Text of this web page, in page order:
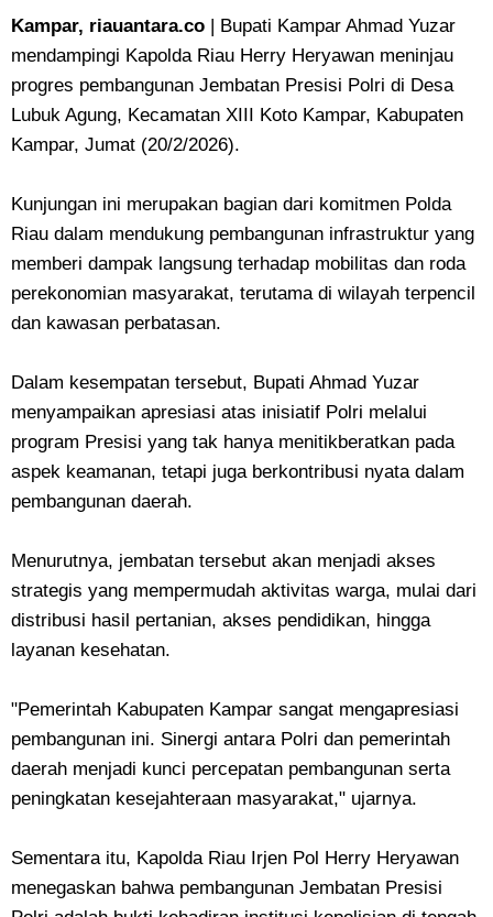
Kampar, riauantara.co | Bupati Kampar Ahmad Yuzar
mendampingi Kapolda Riau Herry Heryawan meninjau
progres pembangunan Jembatan Presisi Polri di Desa
Lubuk Agung, Kecamatan XIII Koto Kampar, Kabupaten
Kampar, Jumat (20/2/2026).
Kunjungan ini merupakan bagian dari komitmen Polda
Riau dalam mendukung pembangunan infrastruktur yang
memberi dampak langsung terhadap mobilitas dan roda
perekonomian masyarakat, terutama di wilayah terpencil
dan kawasan perbatasan.
Dalam kesempatan tersebut, Bupati Ahmad Yuzar
menyampaikan apresiasi atas inisiatif Polri melalui
program Presisi yang tak hanya menitikberatkan pada
aspek keamanan, tetapi juga berkontribusi nyata dalam
pembangunan daerah.
Menurutnya, jembatan tersebut akan menjadi akses
strategis yang mempermudah aktivitas warga, mulai dari
distribusi hasil pertanian, akses pendidikan, hingga
layanan kesehatan.
"Pemerintah Kabupaten Kampar sangat mengapresiasi
pembangunan ini. Sinergi antara Polri dan pemerintah
daerah menjadi kunci percepatan pembangunan serta
peningkatan kesejahteraan masyarakat," ujarnya.
Sementara itu, Kapolda Riau Irjen Pol Herry Heryawan
menegaskan bahwa pembangunan Jembatan Presisi